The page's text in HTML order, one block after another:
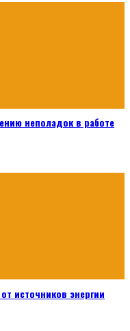
неполадок в работе
источников энергии